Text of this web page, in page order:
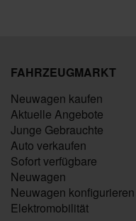
FAHRZEUGMARKT
Neuwagen kaufen
Aktuelle Angebote
Junge Gebrauchte
Auto verkaufen
Sofort verfügbare
Neuwagen
Neuwagen konfigurieren
Elektromobilität